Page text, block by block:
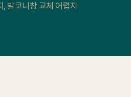
발코니창 교체 어렵지